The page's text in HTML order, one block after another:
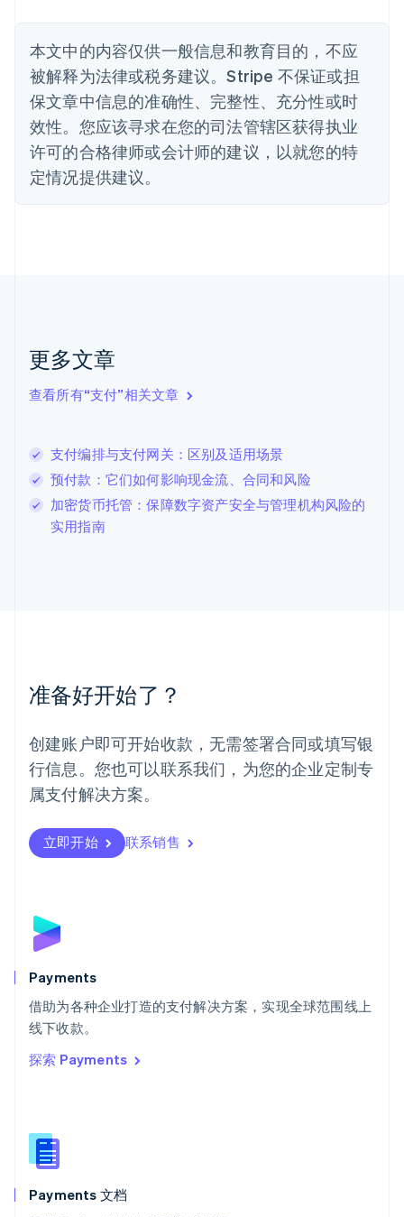
本文中的内容仅供一般信息和教育目的，不应
被解释为法律或税务建议。Stripe 不保证或担
保文章中信息的准确性、完整性、充分性或时
效性。您应该寻求在您的司法管辖区获得执业
许可的合格律师或会计师的建议，以就您的特
定情况提供建议。
更多文章
查看所有“支付”相关文章
支付编排与支付网关：区别及适用场景
预付款：它们如何影响现金流、合同和风险
加密货币托管：保障数字资产安全与管理机构风险的
实用指南
准备好开始了？
创建账户即可开始收款，无需签署合同或填写银
行信息。您也可以联系我们，为您的企业定制专
属支付解决方案。
立即开始 联系销售
Payments
借助为各种企业打造的支付解决方案，实现全球范围线上
线下收款。
探索 Payments
Payments 文档
English
丹麦
English
德国
DeutschEnglish
法国
FrançaisEnglish
芬兰
EnglishSvenska
English Italiano
拉脱维亚
立陶宛
Deutsch English
卢森堡
Français DeutschEnglish
罗马尼亚
English
挪威
葡萄牙
Português English
日本
日本語English
瑞典
瑞士
DeutschFrançais
English
斯洛文尼亚
泰国
ไทยEnglish
希腊
English
西班牙
新西兰
English
匈牙利
English